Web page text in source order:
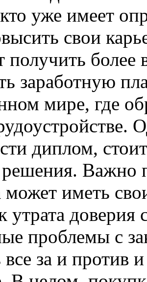
уже имеет
свои
получить
заработную
мире, где
диплом,
Важно
иметь
утрата доверия
проблемы с
все за и против